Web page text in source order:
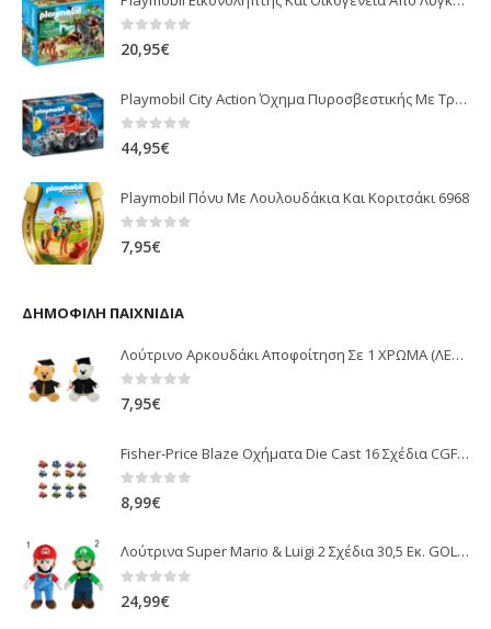
0 out of 5
20,95€
Playmobil City Action Όχημα Πυροσβεστικής Με Τροχαλία Ρυμούλκησης 9466
0 out of 5
44,95€
Playmobil Πόνυ Με Λουλουδάκια Και Κοριτσάκι 6968
0out of 5
7,95€
ΔΗΜΟΦΙΛΉ ΠΑΙΧΝΊΔΙΑ
Λούτρινο Αρκουδάκι Αποφοίτηση Σε 1 ΧΡΩΜΑ (ΛΕΥΚΟ)25Εκ 1850
0out of 5
7,95€
Fisher-Price Blaze Οχήματα Die Cast 16 Σχέδια CGF20
0 out of 5
8,99€
Λούτρινα Super Mario & Luigi 2 Σχέδια 30,5 Εκ. GOL13769
0 out of 5
24,99€